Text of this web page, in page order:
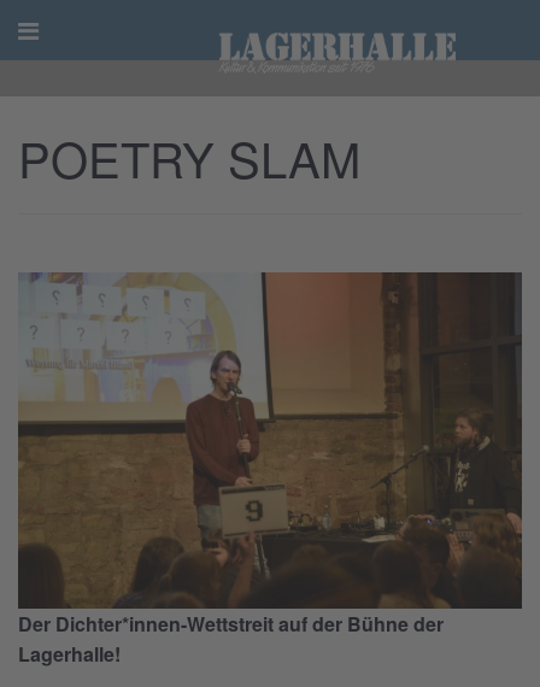
Skip
to
POETRY SLAM
Der Dichter*innen-Wettstreit auf der Bühne der
Lagerhalle!